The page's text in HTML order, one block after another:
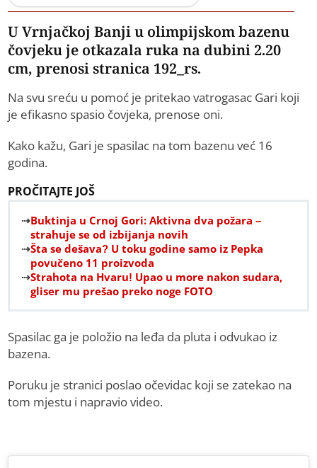
U Vrnjačkoj Banji u olimpijskom bazenu
čovjeku je otkazala ruka na dubini 2.20
cm, prenosi stranica 192_rs.
Na svu sreću u pomoć je pritekao vatrogasac Gari koji
je efikasno spasio čovjeka, prenose oni.
Kako kažu, Gari je spasilac na tom bazenu već 16
godina.
PROČITAJTE JOŠ
Buktinja u Crnoj Gori: Aktivna dva požara –
strahuje se od izbijanja novih
Šta se dešava? U toku godine samo iz Pepka
povučeno 11 proizvoda
Strahota na Hvaru! Upao u more nakon sudara,
gliser mu prešao preko noge FOTO
Spasilac ga je položio na leđa da pluta i odvukao iz
bazena.
Poruku je stranici poslao očevidac koji se zatekao na
tom mjestu i napravio video.